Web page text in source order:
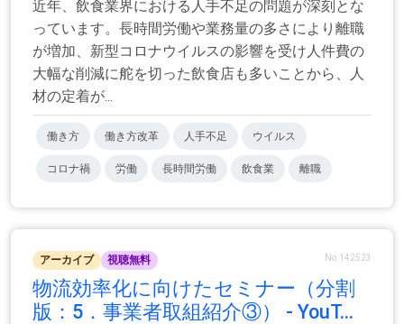
近年、飲食業界における人手不足の問題が深刻とな
っています。長時間労働や業務量の多さにより離職
が増加、新型コロナウイルスの影響を受け人件費の
大幅な削減に舵を切った飲食店も多いことから、人
材の定着が...
働き方 働き方改革 人手不足 ウイルス
コロナ禍 労働 長時間労働 飲食業 離職
アーカイブ 視聴無料 No.142523
物流効率化に向けたセミナー（分割
版：5．事業者取組紹介③） - YouT...